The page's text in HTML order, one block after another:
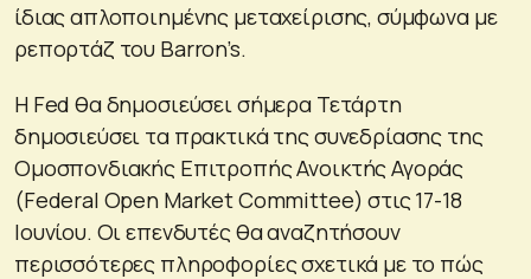
ίδιας απλοποιημένης μεταχείρισης, σύμφωνα με
ρεπορτάζ του Barron’s.
Η Fed θα δημοσιεύσει σήμερα Τετάρτη
δημοσιεύσει τα πρακτικά της συνεδρίασης της
Ομοσπονδιακής Επιτροπής Ανοικτής Αγοράς
(Federal Open Market Committee) στις 17-18
Ιουνίου. Οι επενδυτές θα αναζητήσουν
περισσότερες πληροφορίες σχετικά με το πώς